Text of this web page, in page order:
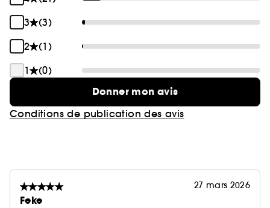
3
(3)
2
(1)
1
(0)
Donner mon avis
Conditions de publication des avis
27 mars 2026
Feke